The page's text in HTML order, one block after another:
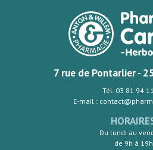
7 rue de Pontarlier -
Tél. 03 81 94
E-mail :
Du lundi au
de 9h à 19h